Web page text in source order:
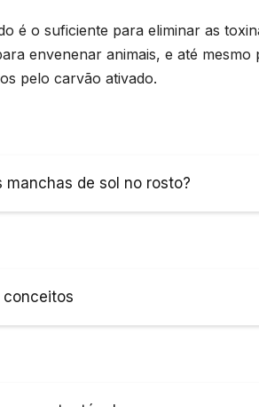
é o suficiente para eliminar as
envenenar animais, e até
pelo carvão ativado.
de sol no rosto?